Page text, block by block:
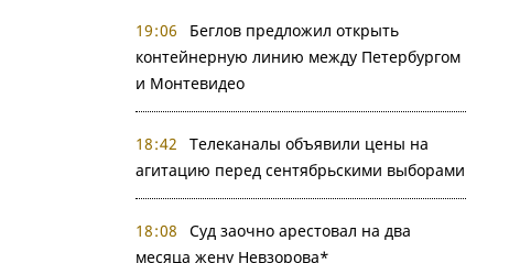
19:06
Беглов предложил открыть
контейнерную линию между Петербургом
и Монтевидео
18:42
Телеканалы объявили цены на
агитацию перед сентябрьскими выборами
18:08
Суд заочно арестовал на два
месяца жену Невзорова*